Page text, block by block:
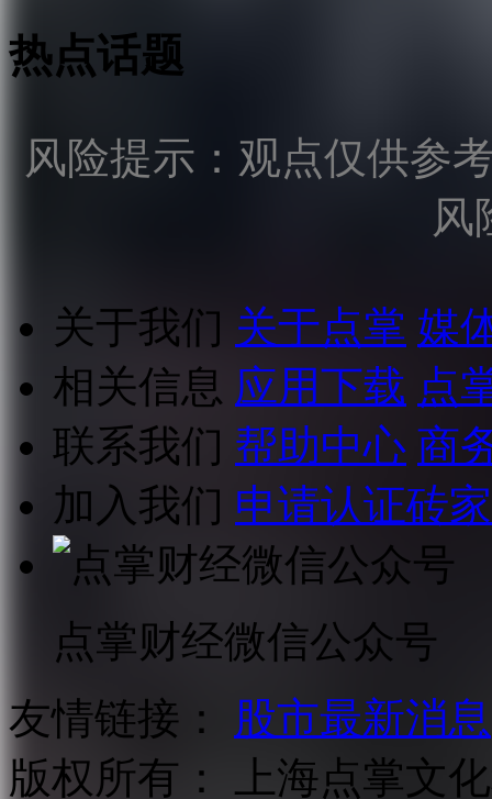
热点话题
风险提示：观点仅供参
风
关于我们 关于点掌 媒
相关信息 应用下载 点
联系我们 帮助中心 商
加入我们 申请认证砖家
点掌财经微信公众号
友情链接：
股市最新消息
版权所有：
上海点掌文